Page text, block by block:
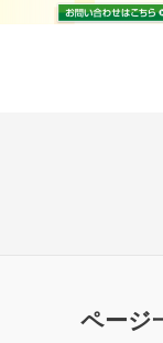
ページ